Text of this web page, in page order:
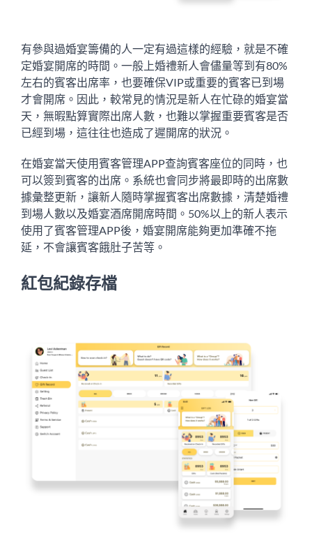
有參與過婚宴籌備的人一定有過這樣的經驗，就是不確
定婚宴開席的時間。一般上婚禮新人會儘量等到有80%
左右的賓客出席率，也要確保VIP或重要的賓客已到場
才會開席。因此，較常見的情況是新人在忙碌的婚宴當
天，無暇點算實際出席人數，也難以掌握重要賓客是否
已經到場，這往往也造成了遲開席的狀況。
在婚宴當天使用賓客管理APP查詢賓客座位的同時，也
可以簽到賓客的出席。系統也會同步將最即時的出席數
據彙整更新，讓新人隨時掌握賓客出席數據，清楚婚禮
到場人數以及婚宴酒席開席時間。50%以上的新人表示
使用了賓客管理APP後，婚宴開席能夠更加準確不拖
延，不會讓賓客餓肚子苦等。
紅包紀錄存檔